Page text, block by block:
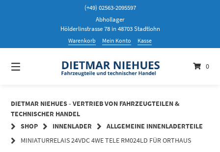
(+49) 02563-2095597
Abhollager
Hölderlinstrasse 78 in 48703 Stadtlohn
Warenkorb Mein Konto Kasse
0
DIETMAR NIEHUES - VERTRIEB VON FAHRZEUGTEILEN &
TECHNISCHER HANDEL
SHOP
INNENLADER
ALLGEMEINE INNENLADERTEILE
MINIATURRELAIS 24VDC 4WE TELE RM024LD FÜR ORTHAUS